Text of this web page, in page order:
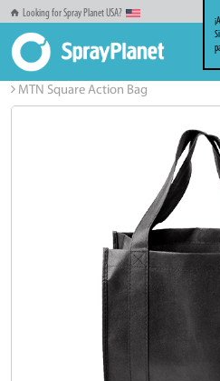
Looking for Spray Planet USA?
Inicio
Bolsas Carteras
MTN Square Action Bag